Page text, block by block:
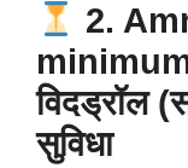
2.
minimum
विदड्रॉल
सुविधा